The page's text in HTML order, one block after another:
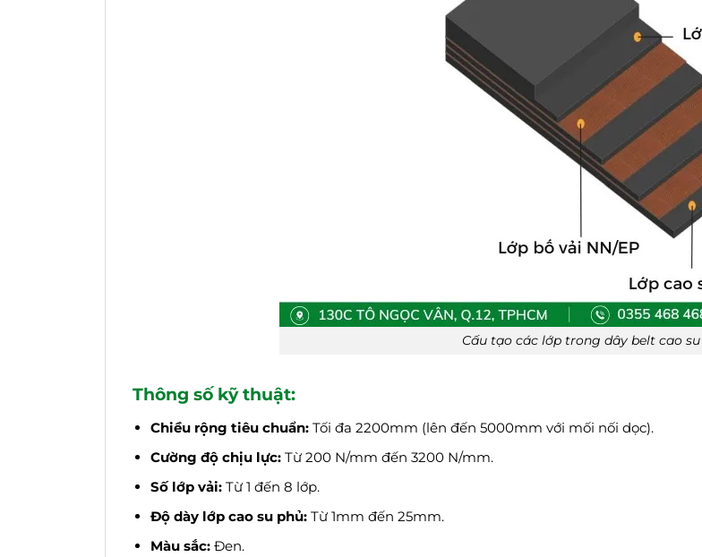
Cấu tạo các lớp trong dây belt cao
Thông số kỹ thuật:
Chiều rộng tiêu chuẩn:Tối đa 2200mm (lên đến 5000mm với mối nối dọc).
Cường độ chịu lực:Từ 200 N/mm đến 3200 N/mm.
Số lớp vải:Từ 1 đến 8 lớp.
Độ dày lớp cao su phủ:Từ 1mm đến 25mm.
Màu sắc:Đen.